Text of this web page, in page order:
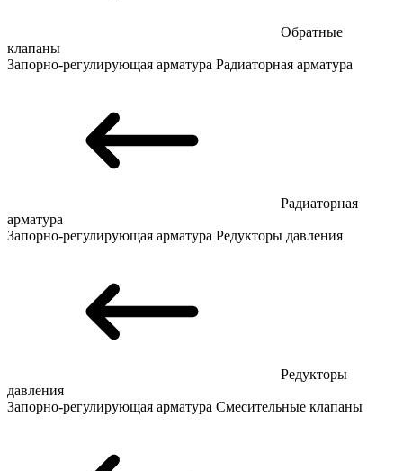
Обратные
клапаны
Запорно-регулирующая арматура Радиаторная арматура
Радиаторная
арматура
Запорно-регулирующая арматура Редукторы давления
Редукторы
давления
Запорно-регулирующая арматура Смесительные клапаны